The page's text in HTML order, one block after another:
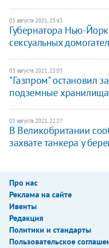
03 августа 2021, 23:43
Губернатора Нью-
сексуальных
03 августа 2021, 23:03
"Газпром" остановил
подземные хранилища
03 августа 2021, 22:27
В Великобритании
захвате танкера у
Про нас
Реклама на сайте
Ивенты
Редакция
Политики и стандарты
Пользовательское